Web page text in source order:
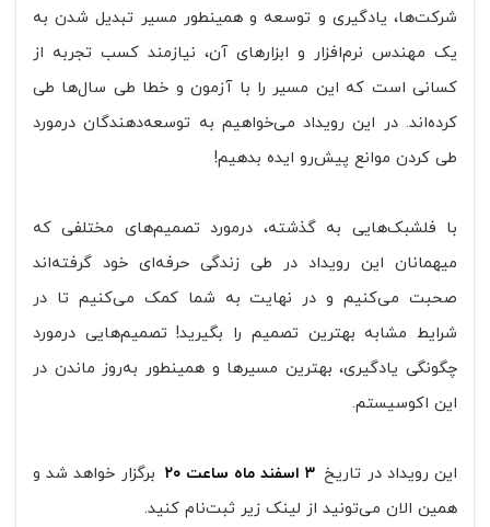
شرکت‌ها، یادگیری و توسعه و همینطور مسیر تبدیل شدن به
یک مهندس نرم‌افزار و ابزار‌های آن، نیازمند کسب تجربه از
کسانی است که این مسیر را با آزمون و خطا طی سال‌ها طی
کرده‌اند. در این رویداد می‌خواهیم به توسعه‌دهندگان درمورد
طی کردن موانع پیش‌رو ایده بدهیم!
با فلشبک‌هایی به گذشته، درمورد تصمیم‌های مختلفی که
میهمانان این رویداد در طی زندگی حرفه‌ای خود گرفته‌اند
صحبت می‌کنیم و در نهایت به شما کمک می‌کنیم تا در
شرایط مشابه بهترین تصمیم را بگیرید! تصمیم‌هایی درمورد
چگونگی یادگیری، بهترین مسیر‌ها و همینطور به‌روز ماندن در
این اکوسیستم.
این رویداد در تاریخ ۳ اسفند ماه ساعت ۲۰
برگزار خواهد شد و
همین الان می‌تونید از لینک زیر ثبت‌نام کنید.